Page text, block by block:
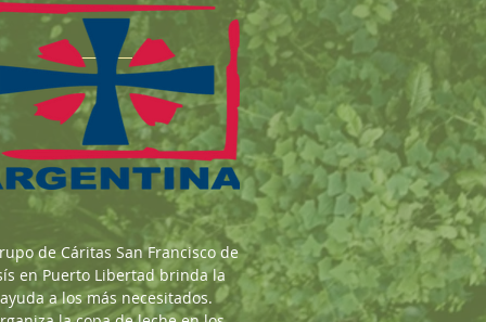
de Cáritas San Francisco de
en Puerto Libertad brinda la
ayuda a los más necesitados.